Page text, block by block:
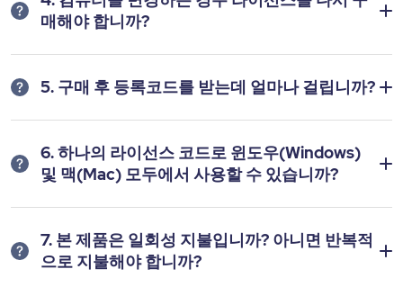
매해야 합니까?
5. 구매 후 등록코드를 받는데 얼마나 걸립니까?
6. 하나의 라이선스 코드로 윈도우(Windows)
및 맥(Mac) 모두에서 사용할 수 있습니까?
7. 본 제품은 일회성 지불입니까? 아니면 반복적
으로 지불해야 합니까?